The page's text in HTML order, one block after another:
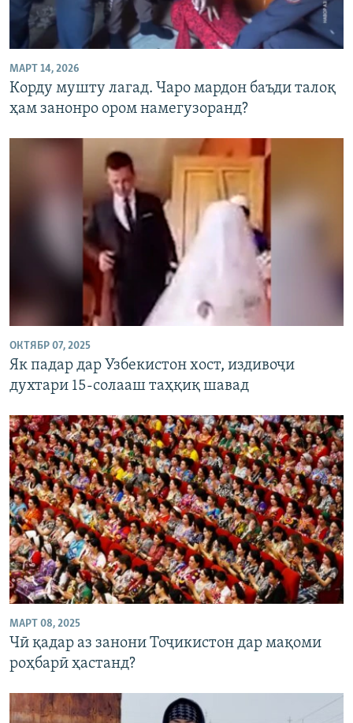
ГУЗОРИШҲОИ РАДИОӢ
Русский
ПАЙГИРӢ КУНЕД
Ҳамаи сомонаҳои RFE/RL
МАРТ 14, 2026
Корду мушту лагад. Чаро мардон баъди талоқ
ҳам занонро ором намегузоранд?
ОКТЯБР 07, 2025
Як падар дар Узбекистон хост, издивоҷи
духтари 15-солааш таҳқиқ шавад
МАРТ 08, 2025
Чӣ қадар аз занони Тоҷикистон дар мақоми
роҳбарӣ ҳастанд?